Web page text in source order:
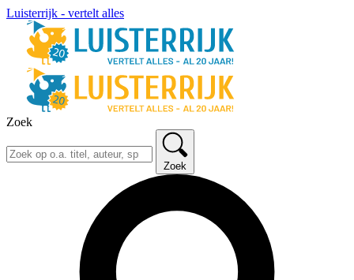
Luisterrijk - vertelt alles
Zoek
Zoek